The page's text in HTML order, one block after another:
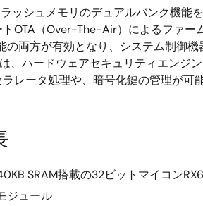
ッシュメモリのデュアルバンク機
OTA（Over-The-Air）によるファ
の両方が有効となり、システム制御
ハードウェアセキュリティエンジ
レータ処理や、暗号化鍵の管理が
SRAM搭載の32ビットマイコン
ジュール